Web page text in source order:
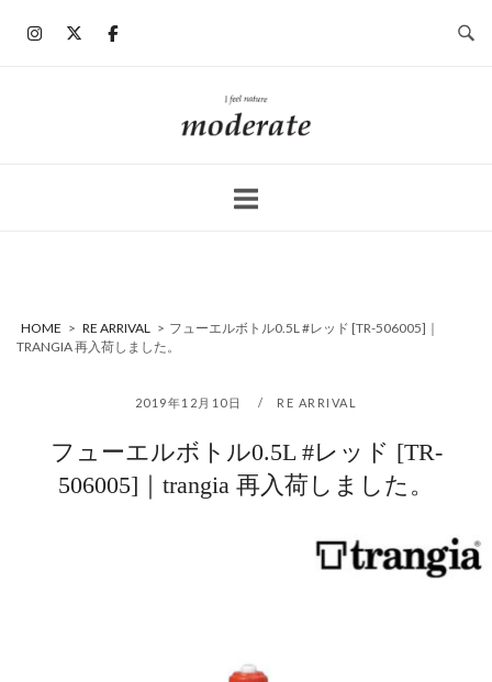
ホ
ー
HOME > RE ARRIVAL > フューエルボトル0.5L #レッド [TR-506005]｜
TRANGIA 再入荷しました。
2019年12月10日 RE ARRIVAL
フューエルボトル0.5L #レッド [TR-
506005]｜trangia 再入荷しました。